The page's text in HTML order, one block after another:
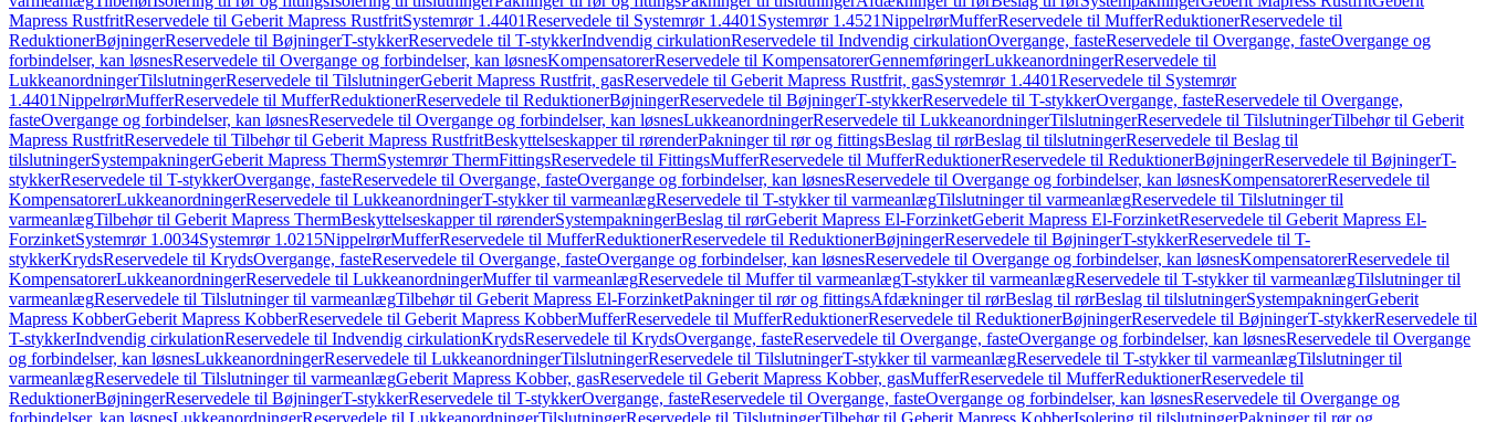
Mapress RustfritReservedele til Geberit Mapress RustfritSystemrør 1.4401Reservedele til Systemrør 1.4401 Systemrør 1.4521NippelrørMufferReservedele til MufferReduktionerReservedele til
ReduktionerBøjningerReservedele til BøjningerT-stykkerReservedele til T-stykkerIndvendig cirkulationReservedele til Indvendig cirkulationOvergange, fasteReservedele til Overgange, fasteOvergange og
forbindelser, kan løsnesReservedele til Overgange og forbindelser, kan løsnesKompensatorerReservedele til KompensatorerGennemføringerLukkeanordningerReservedele til
LukkeanordningerTilslutningerReservedele til TilslutningerGeberit Mapress Rustfrit, gasReservedele til Geberit Mapress Rustfrit, gasSystemrør 1.4401Reservedele til Systemrør
1.4401NippelrørMufferReservedele til MufferReduktionerReservedele til ReduktionerBøjningerReservedele til BøjningerT-stykkerReservedele til T-stykkerOvergange, fasteReservedele til Overgange,
fasteOvergange og forbindelser, kan løsnesReservedele til Overgange og forbindelser, kan løsnesLukkeanordningerReservedele til LukkeanordningerTilslutningerReservedele til TilslutningerTilbehør til Geberit
Mapress RustfritReservedele til Tilbehør til Geberit Mapress RustfritBeskyttelseskapper til rørenderPakninger til rør og fittingsBeslag til rørBeslag til tilslutningerReservedele til Beslag til
tilslutningerSystempakningerGeberit Mapress ThermSystemrør ThermFittingsReservedele til FittingsMufferReservedele til MufferReduktionerReservedele til ReduktionerBøjningerReservedele til BøjningerT-
stykkerReservedele til T-stykkerOvergange, fasteReservedele til Overgange, fasteOvergange og forbindelser, kan løsnesReservedele til Overgange og forbindelser, kan løsnesKompensatorerReservedele til
KompensatorerLukkeanordningerReservedele til LukkeanordningerT-stykker til varmeanlægReservedele til T-stykker til varmeanlægTilslutninger til varmeanlægReservedele til Tilslutninger til
varmeanlægTilbehør til Geberit Mapress ThermBeskyttelseskapper til rørenderSystempakningerBeslag til rørGeberit Mapress El-ForzinketGeberit Mapress El-ForzinketReservedele til Geberit Mapress El-
ForzinketSystemrør 1.0034Systemrør 1.0215NippelrørMufferReservedele til MufferReduktionerReservedele til ReduktionerBøjningerReservedele til BøjningerT-stykkerReservedele til T-
stykkerKrydsReservedele til KrydsOvergange, fasteReservedele til Overgange, fasteOvergange og forbindelser, kan løsnesReservedele til Overgange og forbindelser, kan løsnesKompensatorerReservedele til
KompensatorerLukkeanordningerReservedele til LukkeanordningerMuffer til varmeanlægReservedele til Muffer til varmeanlægT-stykker til varmeanlægReservedele til T-stykker til varmeanlægTilslutninger til
varmeanlægReservedele til Tilslutninger til varmeanlægTilbehør til Geberit Mapress El-ForzinketPakninger til rør og fittingsAfdækninger til rørBeslag til rørBeslag til tilslutningerSystempakningerGeberit
Mapress KobberGeberit Mapress KobberReservedele til Geberit Mapress KobberMufferReservedele til MufferReduktionerReservedele til ReduktionerBøjningerReservedele til BøjningerT-stykkerReservedele til
T-stykkerIndvendig cirkulationReservedele til Indvendig cirkulationKrydsReservedele til KrydsOvergange, fasteReservedele til Overgange, fasteOvergange og forbindelser, kan løsnesReservedele til Overgange
og forbindelser, kan løsnesLukkeanordningerReservedele til LukkeanordningerTilslutningerReservedele til TilslutningerT-stykker til varmeanlægReservedele til T-stykker til varmeanlægTilslutninger til
varmeanlægReservedele til Tilslutninger til varmeanlægGeberit Mapress Kobber, gasReservedele til Geberit Mapress Kobber, gasMufferReservedele til MufferReduktionerReservedele til
ReduktionerBøjningerReservedele til BøjningerT-stykkerReservedele til T-stykkerOvergange, fasteReservedele til Overgange, fasteOvergange og forbindelser, kan løsnesReservedele til Overgange og
forbindelser, kan løsnesLukkeanordningerReservedele til LukkeanordningerTilslutningerReservedele til TilslutningerTilbehør til Geberit Mapress KobberIsolering til tilslutningerPakninger til rør og